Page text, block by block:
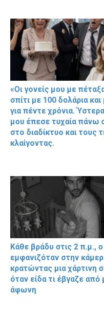
«Οι γονείς μου με
σπίτι με 100 δολάρια
για πέντε χρόνια.
μου έπεσε τυχαία πάνω
στο διαδίκτυο και τους
κλαίγοντας.
Κάθε βράδυ στις 2 π.μ.,
εμφανιζόταν στην
κρατώντας μια χάρτινη
όταν είδα τι έβγαζε από
άφωνη